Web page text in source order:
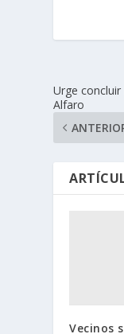
Urge
Alfaro
Vecinos